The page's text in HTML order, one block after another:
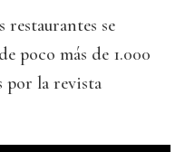
se
poco más de 1.000
por la revista